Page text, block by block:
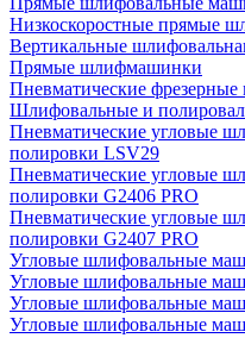
Низкоскоростные прямые
Вертикальные
Прямые шлифмашинки
Пневматические
Шлифовальные и
Пневматические угловые
полировки LSV29
Пневматические угловые
полировки G2406 PRO
Пневматические угловые
полировки G2407 PRO
Угловые шлифовальные
Угловые шлифовальные
Угловые шлифовальные
Угловые шлифовальные